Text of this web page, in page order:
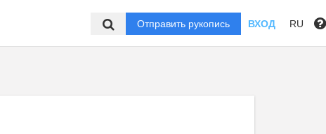
Отправить рукопись ВХОД RU